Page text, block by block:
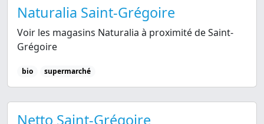
Naturalia Saint-Grégoire
Voir les magasins Naturalia à proximité de Saint-
Grégoire
bio supermarché
Netto Saint-Grégoire